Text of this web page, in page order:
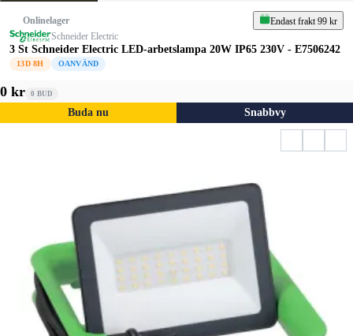
Onlinelager
Endast frakt 99 kr
Schneider Electric
3 St Schneider Electric LED-arbetslampa 20W IP65 230V - E7506242
13D 8H OANVÄND
0 kr 0 BUD
Buda nu Snabbvy